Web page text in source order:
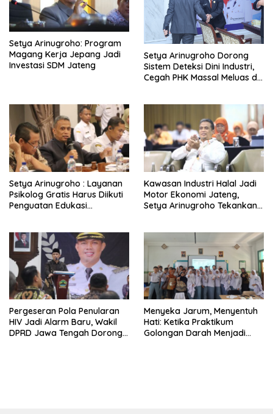
Setya Arinugroho: Program
Magang Kerja Jepang Jadi
Investasi SDM Jateng
Setya Arinugroho Dorong
Sistem Deteksi Dini Industri,
Cegah PHK Massal Meluas di
Setya Arinugroho : Layanan
Psikolog Gratis Harus Diikuti
Penguatan Edukasi
Kawasan Industri Halal Jadi
Motor Ekonomi Jateng,
Setya Arinugroho Tekankan
Pergeseran Pola Penularan
HIV Jadi Alarm Baru, Wakil
DPRD Jawa Tengah Dorong
Menyeka Jarum, Menyentuh
Hati: Ketika Praktikum
Golongan Darah Menjadi